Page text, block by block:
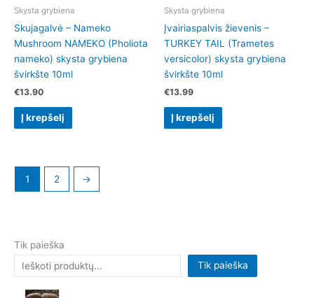
Skysta grybiena
Skujagalvė – Nameko
Mushroom NAMEKO (Pholiota
nameko) skysta grybiena
švirkšte 10ml
€13.90
Į krepšelį
Skysta grybiena
Įvairiaspalvis žievenis –
TURKEY TAIL (Trametes
versicolor) skysta grybiena
švirkšte 10ml
€13.99
Į krepšelį
1 2 →
Tik paieška
Tik paieška